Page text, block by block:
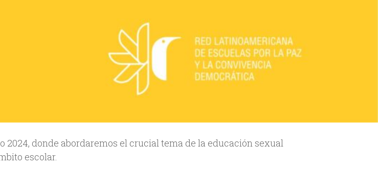
donde abordaremos el crucial tema de la educación sexual
escolar.